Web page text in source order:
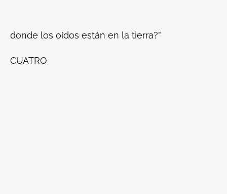
donde los oídos están en la tierra?”
CUATRO